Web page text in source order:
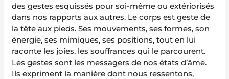
des gestes esquissés pour soi-même ou extériorisés
dans nos rapports aux autres. Le corps est geste de
la tête aux pieds. Ses mouvements, ses formes, son
énergie, ses mimiques, ses positions, tout en lui
raconte les joies, les souffrances qui le parcourent.
Les gestes sont les messagers de nos états d’âme.
Ils expriment la manière dont nous ressentons,